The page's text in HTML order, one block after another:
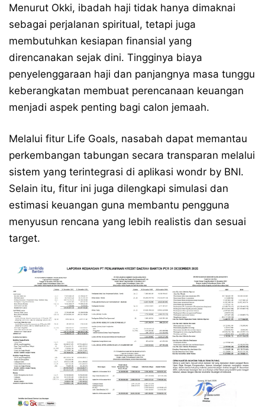
Menurut Okki, ibadah haji tidak hanya dimaknai
sebagai perjalanan spiritual, tetapi juga
membutuhkan kesiapan finansial yang
direncanakan sejak dini. Tingginya biaya
penyelenggaraan haji dan panjangnya masa tunggu
keberangkatan membuat perencanaan keuangan
menjadi aspek penting bagi calon jemaah.
Melalui fitur Life Goals, nasabah dapat memantau
perkembangan tabungan secara transparan melalui
sistem yang terintegrasi di aplikasi wondr by BNI.
Selain itu, fitur ini juga dilengkapi simulasi dan
estimasi keuangan guna membantu pengguna
menyusun rencana yang lebih realistis dan sesuai
target.